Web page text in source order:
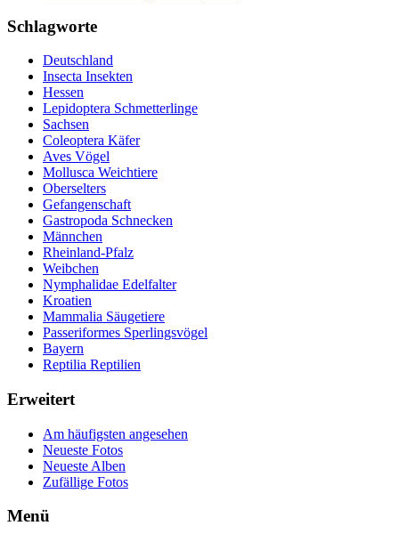
Schlagworte
Deutschland
Insecta Insekten
Hessen
Lepidoptera Schmetterlinge
Sachsen
Coleoptera Käfer
Aves Vögel
Mollusca Weichtiere
Oberselters
Gefangenschaft
Gastropoda Schnecken
Männchen
Rheinland-Pfalz
Weibchen
Nymphalidae Edelfalter
Kroatien
Mammalia Säugetiere
Passeriformes Sperlingsvögel
Bayern
Reptilia Reptilien
Erweitert
Am häufigsten angesehen
Neueste Fotos
Neueste Alben
Zufällige Fotos
Menü